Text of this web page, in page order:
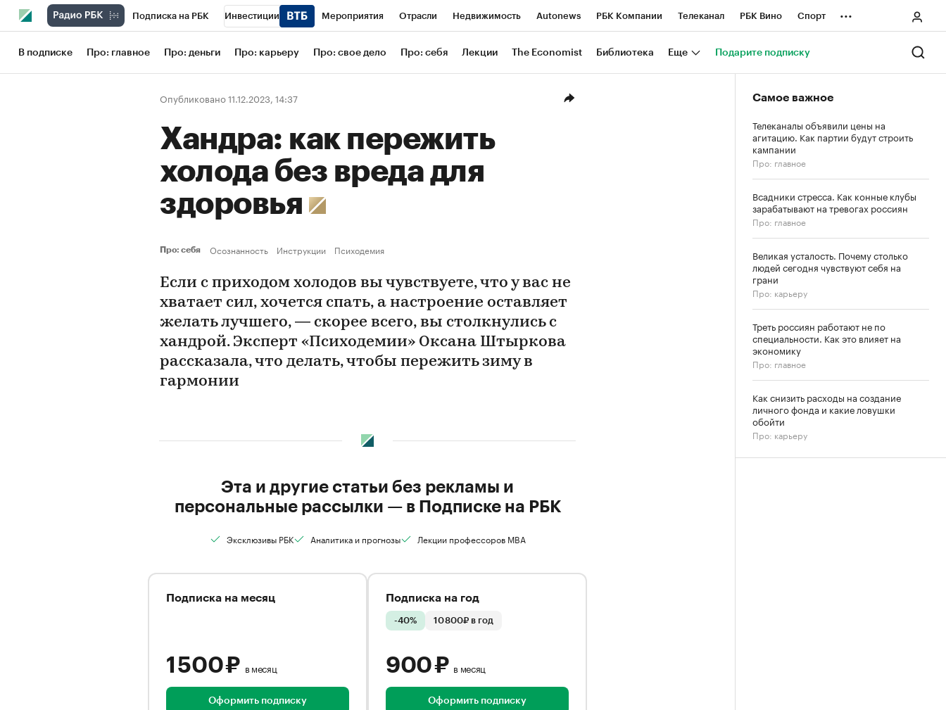
Подписка на РБК Инвестиции Мероприятия Отрасли Недвижимость Autonews РБК Компании Телеканал РБК Вино Спорт
Школа управления РБК РБК Образование РБК Life Тренды Визионеры Национальные проекты Город
Рынок наличной валюты
...
В подписке Про: главное Про: деньги Про: карьеру Про: свое дело Про: себя Лекции The Economist Библиотека Еще Подарите подписку
Опубликовано 11.12.2023, 14:37
Хандра: как пережить
холода без вреда для
здоровья
Про: себя Осознанность Инструкции Психодемия
Если с приходом холодов вы чувствуете, что у вас не
хватает сил, хочется спать, а настроение оставляет
желать лучшего, — скорее всего, вы столкнулись с
хандрой. Эксперт «Психодемии» Оксана Штыркова
рассказала, что делать, чтобы пережить зиму в
гармонии
Эта и другие статьи без рекламы и
персональные рассылки — в Подписке на РБК
Эксклюзивы РБК Аналитика и прогнозы Лекции профессоров MBA
Подписка на месяц
1 500 ₽ в месяц
Оформить подписку
Подписка на год
-40% 10 800₽ в год
900 ₽ в месяц
Оформить подписку
Самое важное
Телеканалы объявили цены на
агитацию. Как партии будут строить
кампании
Про: главное
Всадники стресса. Как конные клубы
зарабатывают на тревогах россиян
Про: главное
Великая усталость. Почему столько
людей сегодня чувствуют себя на
грани
Про: карьеру
Треть россиян работают не по
специальности. Как это влияет на
экономику
Про: главное
Как снизить расходы на создание
личного фонда и какие ловушки
обойти
Про: карьеру